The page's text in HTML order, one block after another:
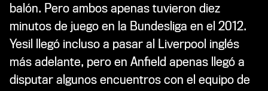
balón. Pero ambos apenas tuvieron diez
minutos de juego en la Bundesliga en el 2012.
Yesil llegó incluso a pasar al Liverpool inglés
más adelante, pero en Anfield apenas llegó a
disputar algunos encuentros con el equipo de